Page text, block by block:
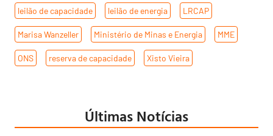
leilão de capacidade leilão de energia LRCAP
Marisa Wanzeller Ministério de Minas e Energia MME
ONS reserva de capacidade Xisto Vieira
Últimas Notícias